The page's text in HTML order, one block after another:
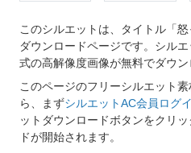
このシルエットは、タイトル「
ダウンロードページです。シル
式の高解像度画像が無料でダウン
このページのフリーシルエット
ら、まずシルエットAC会員ログ
ットダウンロードボタンをクリ
ドが開始されます。